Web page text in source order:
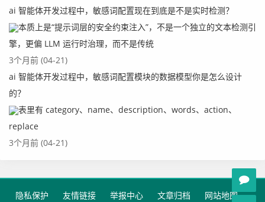
ai 智能体开发过程中，敏感词配置现在到底是不是实时检测？
本质上是“提示词层的安全约束注入”，不是一个独立的文本检测引
擎，更偏 LLM 运行时治理，而不是传统
3个月前 (04-21)
ai 智能体开发过程中，敏感词配置模块的数据模型你是怎么设计
的？
表里有 category、name、description、words、action、
replace
3个月前 (04-21)
隐私保护 友情链接 举报中心 文章归档 网站地图